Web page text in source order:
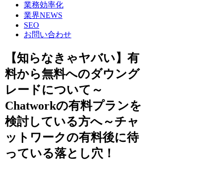
業務効率化
業界NEWS
SEO
お問い合わせ
【知らなきゃヤバい】有
料から無料へのダウング
レードについて～
Chatworkの有料プランを
検討している方へ～チャ
ットワークの有料後に待
っている落とし穴！